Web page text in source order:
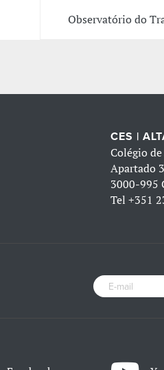
Observatório do
CES |
Colégio
Apartado
3000-995
Tel+351